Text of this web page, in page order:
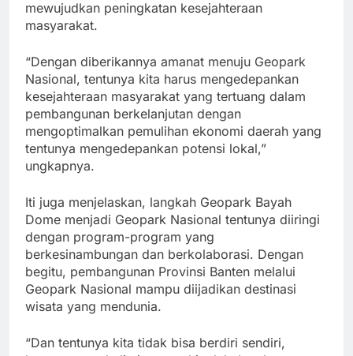
mewujudkan peningkatan kesejahteraan
masyarakat.
“Dengan diberikannya amanat menuju Geopark
Nasional, tentunya kita harus mengedepankan
kesejahteraan masyarakat yang tertuang dalam
pembangunan berkelanjutan dengan
mengoptimalkan pemulihan ekonomi daerah yang
tentunya mengedepankan potensi lokal,”
ungkapnya.
Iti juga menjelaskan, langkah Geopark Bayah
Dome menjadi Geopark Nasional tentunya diiringi
dengan program-program yang
berkesinambungan dan berkolaborasi. Dengan
begitu, pembangunan Provinsi Banten melalui
Geopark Nasional mampu diijadikan destinasi
wisata yang mendunia.
“Dan tentunya kita tidak bisa berdiri sendiri,